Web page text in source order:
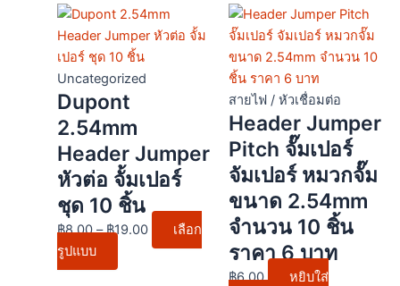
Uncategorized
Dupont
2.54mm
Header Jumper
หัวต่อ จั้มเปอร์
ชุด 10 ชิ้น
฿8.00 – ฿19.00
Price
range:
เลือก
รูปแบบ
This
product
has
multiple
variants.
The
options
may
be
chosen
on
product
สายไฟ / หัวเชื่อมต่อ
Header Jumper
Pitch จั๊มเปอร์
จัมเปอร์ หมวกจั๊ม
ขนาด 2.54mm
จำนวน 10 ชิ้น
ราคา 6 บาท
฿6.00
หยิบใส่